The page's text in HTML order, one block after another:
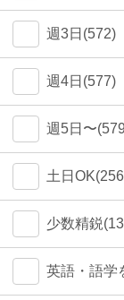
週3日(572)
週4日(577)
週5日〜
土日
少数精鋭
英語・語学